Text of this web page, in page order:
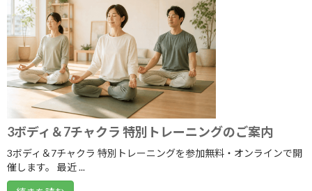
2020年8月
2020年7月
2020年6月
2020年5月
2020年4月
2020年3月
2020年2月
3ボディ＆7チャクラ 特別トレーニングのご案内
3ボディ＆7チャクラ 特別トレーニングを参加無料・オンラインで開
催します。 最近 ...